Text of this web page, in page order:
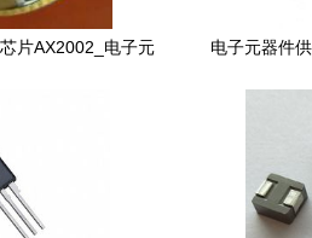
片AX2002_电子元
电子元器件